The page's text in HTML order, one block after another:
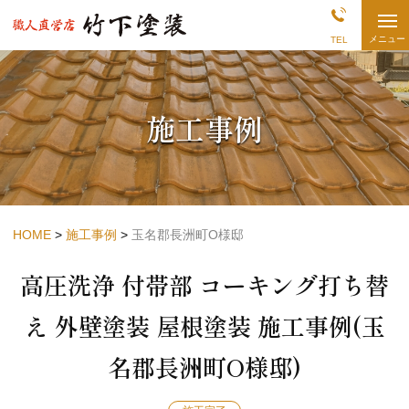
熊
県
長
洲・
荒
尾
の
外
壁
塗
装
店
竹
装
TEL メニュー
施工事例
HOME 施工事例 玉名郡長洲町O様邸
高圧洗浄 付帯部 コーキング打ち替
え 外壁塗装 屋根塗装 施工事例(玉
名郡長洲町O様邸)